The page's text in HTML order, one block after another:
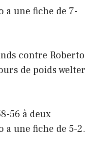
a une fiche de 7-
contre Roberto
de poids welter
56 à deux
a une fiche de 5-2.